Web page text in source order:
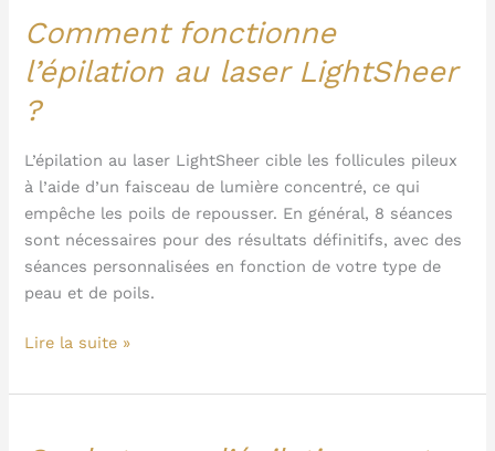
Comment fonctionne
l’épilation au laser LightSheer
?
L’épilation au laser LightSheer cible les follicules pileux
à l’aide d’un faisceau de lumière concentré, ce qui
empêche les poils de repousser. En général, 8 séances
sont nécessaires pour des résultats définitifs, avec des
séances personnalisées en fonction de votre type de
peau et de poils.
Comment
l’épilation
au
LightSheer
?
Lire la suite »